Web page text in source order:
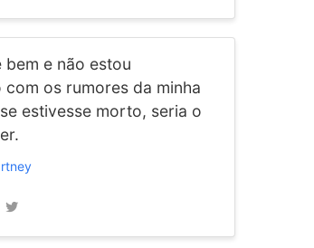
bem e não estou
os rumores da minha
estivesse morto, seria o